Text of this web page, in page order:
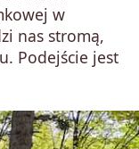
w
nas stromą,
Podejście jest